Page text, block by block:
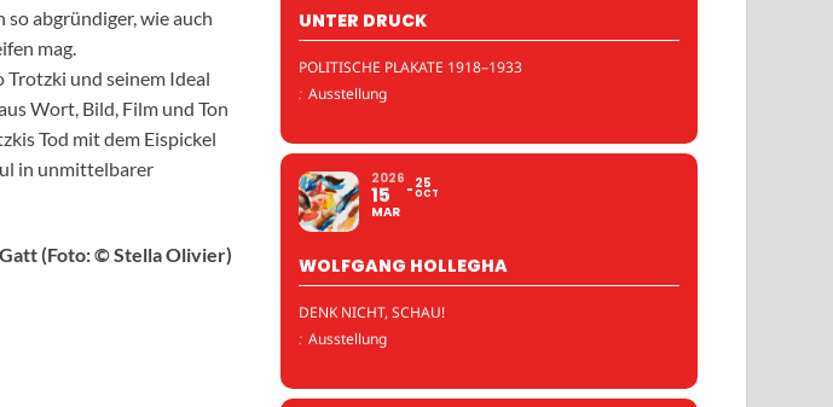
abgründiger, wie auch
mag.
und seinem Ideal
Wort, Bild, Film und Ton
Tod mit dem Eispickel
in unmittelbarer
(Foto: © Stella Olivier)
UNTER DRUCK
POLITISCHE PLAKATE 1918–1933
: Ausstellung
2026
15
MAR
25
OCT
WOLFGANG HOLLEGHA
DENK NICHT, SCHAU!
: Ausstellung